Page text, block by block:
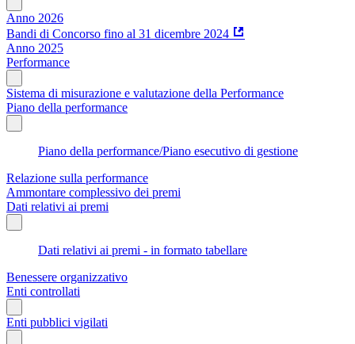
Anno 2026
Bandi di Concorso fino al 31 dicembre 2024
Anno 2025
Performance
Sistema di misurazione e valutazione della Performance
Piano della performance
Piano della performance/Piano esecutivo di gestione
Relazione sulla performance
Ammontare complessivo dei premi
Dati relativi ai premi
Dati relativi ai premi - in formato tabellare
Benessere organizzativo
Enti controllati
Enti pubblici vigilati